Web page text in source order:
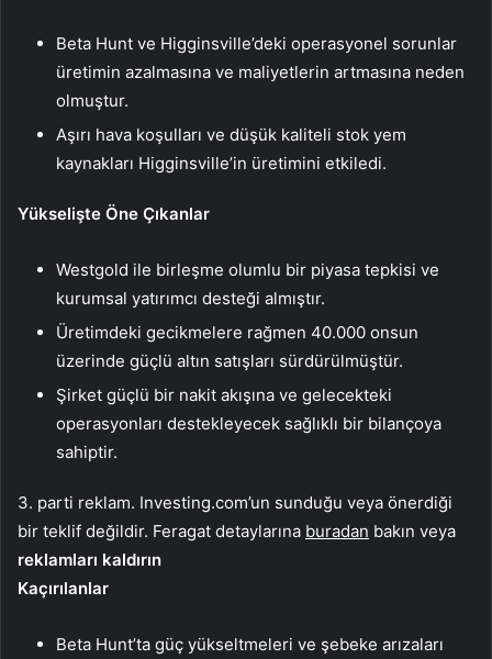
Beta Hunt ve Higginsville’deki operasyonel sorunlar
üretimin azalmasına ve maliyetlerin artmasına neden
olmuştur.
Aşırı hava koşulları ve düşük kaliteli stok yem
kaynakları Higginsville’in üretimini etkiledi.
Yükselişte Öne Çıkanlar
Westgold ile birleşme olumlu bir piyasa tepkisi ve
kurumsal yatırımcı desteği almıştır.
Üretimdeki gecikmelere rağmen 40.000 onsun
üzerinde güçlü altın satışları sürdürülmüştür.
Şirket güçlü bir nakit akışına ve gelecekteki
operasyonları destekleyecek sağlıklı bir bilançoya
sahiptir.
3. parti reklam. Investing.com’un sunduğu veya önerdiği
bir teklif değildir. Feragat detaylarına buradan bakın veya
reklamları kaldırın
Kaçırılanlar
Beta Hunt’ta güç yükseltmeleri ve şebeke arızaları